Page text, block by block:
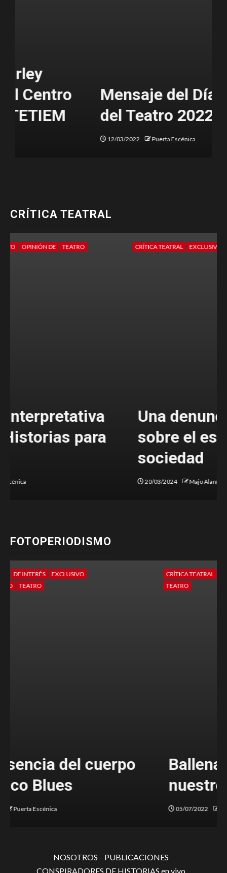
Mensaje del Día Mundial
del Teatro 2022
Puerta Escénica
CRÍTICA TEATRAL
CRÍTICA TEATRAL EXCLUSIVO OPINIÓN DE TEATRO
Una denuncia valiente
sobre el estado de nuestra
FOTOPERIODISMO
CRÍTICA TEATRAL DE INTERÉS
TEATRO
Ballenas, las memorias de
nuestro ser
05/07/2022
NOSOTROS
PUBLICACIONES
CONSPIRADORES DE HISTORIAS en vivo